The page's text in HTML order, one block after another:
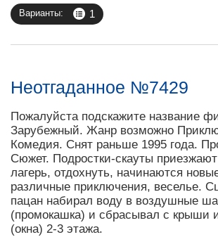
Варианты: 1
Неотгаданное №7429
Пожалуйста подскажите название
Зарубежный. Жанр возможно
Комедия. Снят раньше 1995 года.
Сюжет. Подростки-скауты
лагерь, отдохнуть, начинаются
различные приключения, веселье.
пацан набирал воду в воздушные
(промокашка) и сбрасывал с крыши
(окна) 2-3 этажа.